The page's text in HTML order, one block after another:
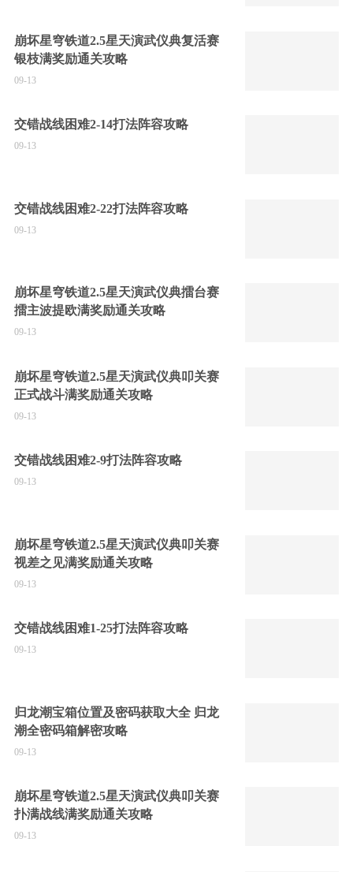
崩坏星穹铁道2.5星天演武仪典复活赛
银枝满奖励通关攻略
09-13
交错战线困难2-14打法阵容攻略
09-13
交错战线困难2-22打法阵容攻略
09-13
崩坏星穹铁道2.5星天演武仪典擂台赛
擂主波提欧满奖励通关攻略
09-13
崩坏星穹铁道2.5星天演武仪典叩关赛
正式战斗满奖励通关攻略
09-13
交错战线困难2-9打法阵容攻略
09-13
崩坏星穹铁道2.5星天演武仪典叩关赛
视差之见满奖励通关攻略
09-13
交错战线困难1-25打法阵容攻略
09-13
归龙潮宝箱位置及密码获取大全 归龙
潮全密码箱解密攻略
09-13
崩坏星穹铁道2.5星天演武仪典叩关赛
扑满战线满奖励通关攻略
09-13